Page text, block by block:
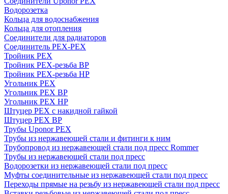
Водорозетка
Кольца для водоснабжения
Кольца для отопления
Соединители для радиаторов
Соединитель PEX-PEX
Тройник PEX
Тройник PEX-резьба ВР
Тройник PEX-резьба НР
Угольник PEX
Угольник PEX ВР
Угольник PEX НР
Штуцер PEX c накидной гайкой
Штуцер PEX ВР
Трубы Uponor PEX
Трубы из нержавеющей стали и фитинги к ним
Трубопровод из нержавеющей стали под пресс Rommer
Трубы из нержавеющей стали под пресс
Водорозетки из нержавеющей стали под пресс
Муфты соединительные из нержавеющей стали под пресс
Переходы прямые на резьбу из нержавеющей стали под пресс